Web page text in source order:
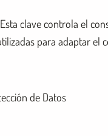
Esta clave controla el
para adaptar el
de Datos